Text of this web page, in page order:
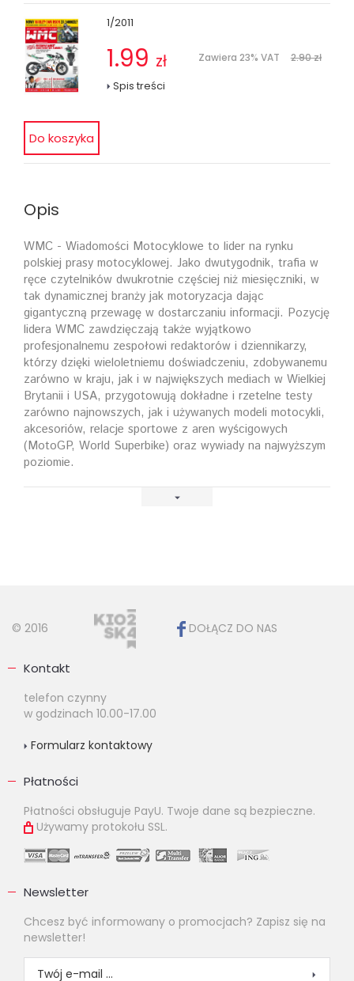
1/2011
1.99 zł 2.90 zł
Zawiera 23% VAT
Spis treści
Opis
WMC - Wiadomości Motocyklowe to lider na rynku
polskiej prasy motocyklowej. Jako dwutygodnik, trafia w
ręce czytelników dwukrotnie częściej niż miesięczniki, w
tak dynamicznej branży jak motoryzacja dając
gigantyczną przewagę w dostarczaniu informacji. Pozycję
lidera WMC zawdzięczają także wyjątkowo
profesjonalnemu zespołowi redaktorów i dziennikarzy,
którzy dzięki wieloletniemu doświadczeniu, zdobywanemu
zarówno w kraju, jak i w największych mediach w Wielkiej
Brytanii i USA, przygotowują dokładne i rzetelne testy
zarówno najnowszych, jak i używanych modeli motocykli,
akcesoriów, relacje sportowe z aren wyścigowych
(MotoGP, World Superbike) oraz wywiady na najwyższym
poziomie.
© 2016 DOŁĄCZ DO NAS
Kontakt
telefon czynny
w godzinach 10.00-17.00
Formularz kontaktowy
Płatności
Płatności obsługuje PayU. Twoje dane są bezpieczne.
Używamy protokołu SSL.
Newsletter
Chcesz być informowany o promocjach? Zapisz się na
newsletter!